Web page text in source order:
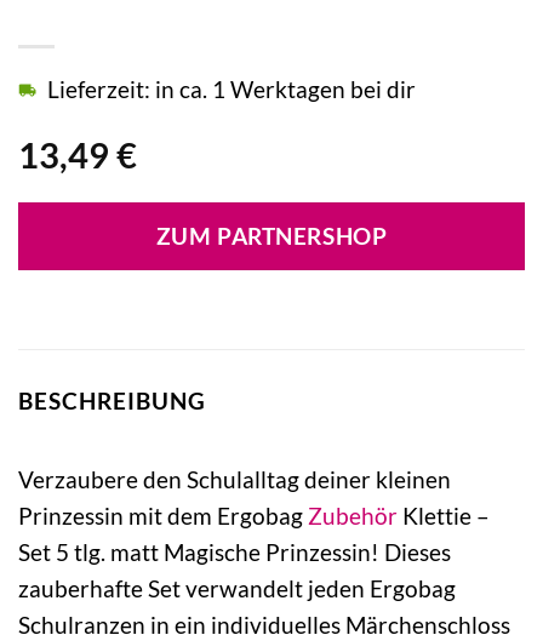
13,49 €
Lieferzeit: in ca. 1 Werktagen bei dir
ZUM PARTNERSHOP
BESCHREIBUNG
Verzaubere den Schulalltag deiner kleinen
Prinzessin mit dem Ergobag Zubehör Klettie –
Set 5 tlg. matt Magische Prinzessin! Dieses
zauberhafte Set verwandelt jeden Ergobag
Schulranzen in ein individuelles Märchenschloss